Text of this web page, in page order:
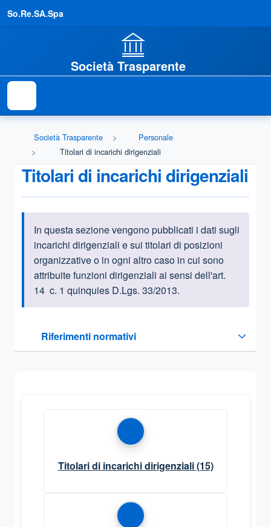
So.Re.SA.Spa
Società Trasparente
Società Trasparente
Personale
Titolari di incarichi dirigenziali
Titolari di incarichi dirigenziali
Informazioni introduttive
In questa sezione vengono pubblicati i dati sugli
incarichi dirigenziali e sui titolari di posizioni
organizzative o in ogni altro caso in cui sono
attribuite funzioni dirigenziali ai sensi dell'art.
14 c. 1 quinquies D.Lgs. 33/2013.
Riferimenti normativi
Sezione compressa
Titolari di incarichi dirigenziali(15)